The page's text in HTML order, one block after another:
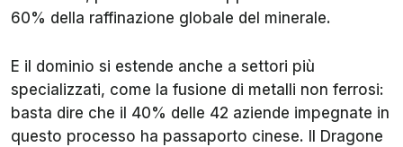
60% della raffinazione globale del minerale.
E il dominio si estende anche a settori più
specializzati, come la fusione di metalli non ferrosi:
basta dire che il 40% delle 42 aziende impegnate in
questo processo ha passaporto cinese. Il Dragone